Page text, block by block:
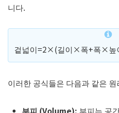
니다.
겉넓이=2×(길이×폭+폭×높
이러한 공식들은 다음과 같은
부피 (Volume): 부피는 공